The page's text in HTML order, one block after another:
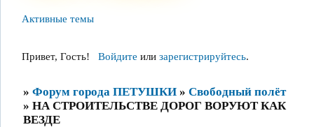
Активные темы
Привет, Гость! Войдите или зарегистрируйтесь.
» Форум города ПЕТУШКИ » Свободный полёт
» НА СТРОИТЕЛЬСТВЕ ДОРОГ ВОРУЮТ КАК
ВЕЗДЕ